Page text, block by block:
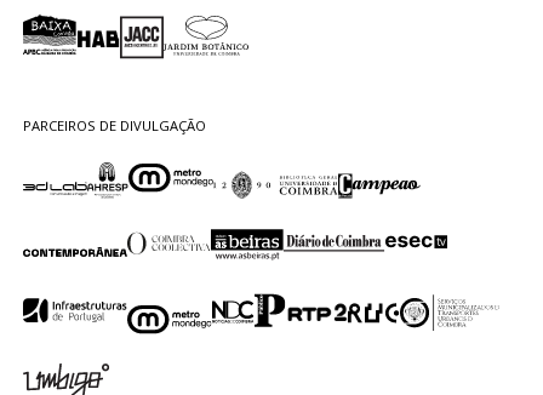
PARCEIROS DE DIVULGAÇÃO